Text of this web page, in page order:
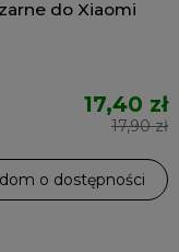
do Xiaomi
17,40 zł
17,90 zł
o dostępności